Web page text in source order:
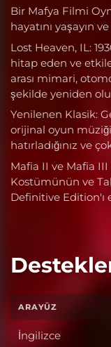
Bir Mafya Filmi
hayatını yaşayın
Lost Heaven, IL:
hitap eden ve
arası mimari,
şekilde yeniden
Yenilenen Klasik:
orijinal oyun
hatırladığınız ve
Mafia II ve Mafia
Kostümünün ve
Definitive Edition'ı
ARAYÜZ
İngilizce